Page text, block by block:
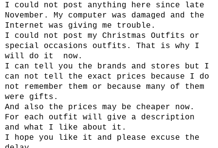
I could not post anything here since late
November. My computer was damaged and the
Internet was giving me trouble.
I could not post my Christmas Outfits or
special occasions outfits. That is why I
will do it now.
I can tell you the brands and stores but I
can not tell the exact prices because I do
not remember them or because many of them
were gifts.
And also the prices may be cheaper now.
For each outfit will give a description
and what I like about it.
I hope you like it and please excuse the